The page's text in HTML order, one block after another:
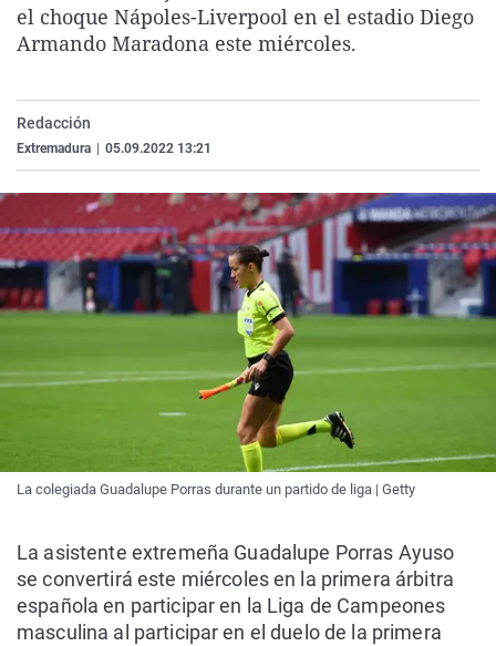
La rosa de los vientos
Gente viajera
Como el perro y el
Caso
Retornados
Equipo de
Extremadura
Galicia
La Rioja
País Vasco
Virales
Televisión
Elecciones
el choque Nápoles-Liverpool en el estadio Diego
Armando Maradona este miércoles.
Redacción
Extremadura 05.09.2022 13:21
La colegiada Guadalupe Porras durante un partido de liga | Getty
La asistente extremeña Guadalupe Porras Ayuso
se convertirá este miércoles en la primera árbitra
española en participar en la Liga de Campeones
masculina al participar en el duelo de la primera